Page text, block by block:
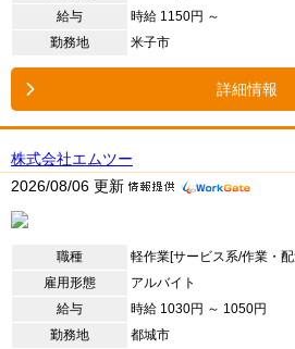
給与
時給 1150円 ～
勤務地
米子市
詳細情報
株式会社エムツー
2026/08/06 更新
職種
軽作業[サービス系/作業・
雇用形態
アルバイト
給与
時給 1030円 ～ 1050円
勤務地
都城市